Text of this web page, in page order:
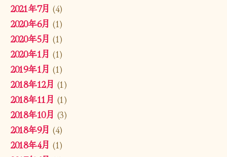
2021年7月 (4)
2020年6月 (1)
2020年5月 (1)
2020年1月 (1)
2019年1月 (1)
2018年12月 (1)
2018年11月 (1)
2018年10月 (3)
2018年9月 (4)
2018年4月 (1)